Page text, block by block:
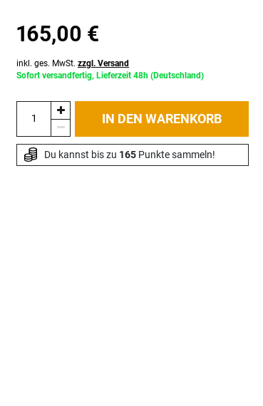
165,00 €
inkl. ges. MwSt. zzgl. Versand
Sofort versandfertig, Lieferzeit 48h (Deutschland)
IN DEN WARENKORB
Du kannst bis zu 165 Punkte sammeln!